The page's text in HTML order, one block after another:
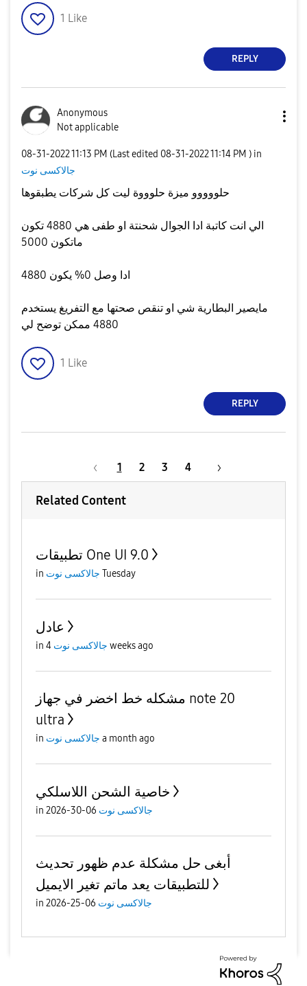
1 Like
REPLY
Anonymous
Not applicable
‎08-31-202211:13 PM (Last edited ‎08-31-202211:14 PM ) in
جالاكسى نوت
حلووووو ميزة حلوووة ليت كل شركات يطبقوها
الي انت كاتبة ادا الجوال شحنتة او طفى هي 4880 تكون
ماتكون 5000
ادا وصل 0% يكون 4880
مايصير البطارية شي او تنقص صحتها مع التفريغ يستخدم
4880 ممكن توضح لي
1 Like
REPLY
1 2 3 4
Related Content
تطبيقات One UI 9.0
in جالاكسى نوت Tuesday
عادل
in جالاكسى نوت 4 weeks ago
مشكله خط اخضر في جهاز note 20
ultra
in جالاكسى نوت a month ago
خاصية الشحن اللاسلكي
in جالاكسى نوت 06-30-2026
أبغى حل مشكلة عدم ظهور تحديث
للتطبيقات يعد ماتم تغير الايميل
in جالاكسى نوت 06-25-2026